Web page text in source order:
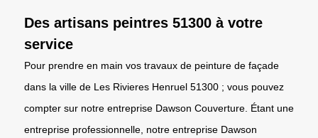
Des artisans peintres 51300 à votre
service
Pour prendre en main vos travaux de peinture de façade
dans la ville de Les Rivieres Henruel 51300 ; vous pouvez
compter sur notre entreprise Dawson Couverture. Étant une
entreprise professionnelle, notre entreprise Dawson